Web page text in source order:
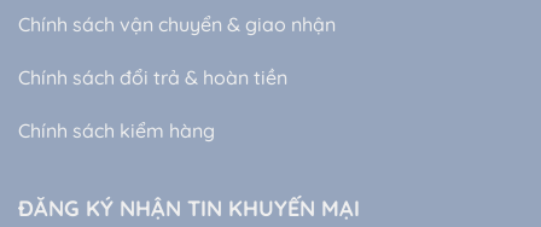
Chính sách vận chuyển & giao nhận
Chính sách đổi trả & hoàn tiền
Chính sách kiểm hàng
ĐĂNG KÝ NHẬN TIN KHUYẾN MẠI